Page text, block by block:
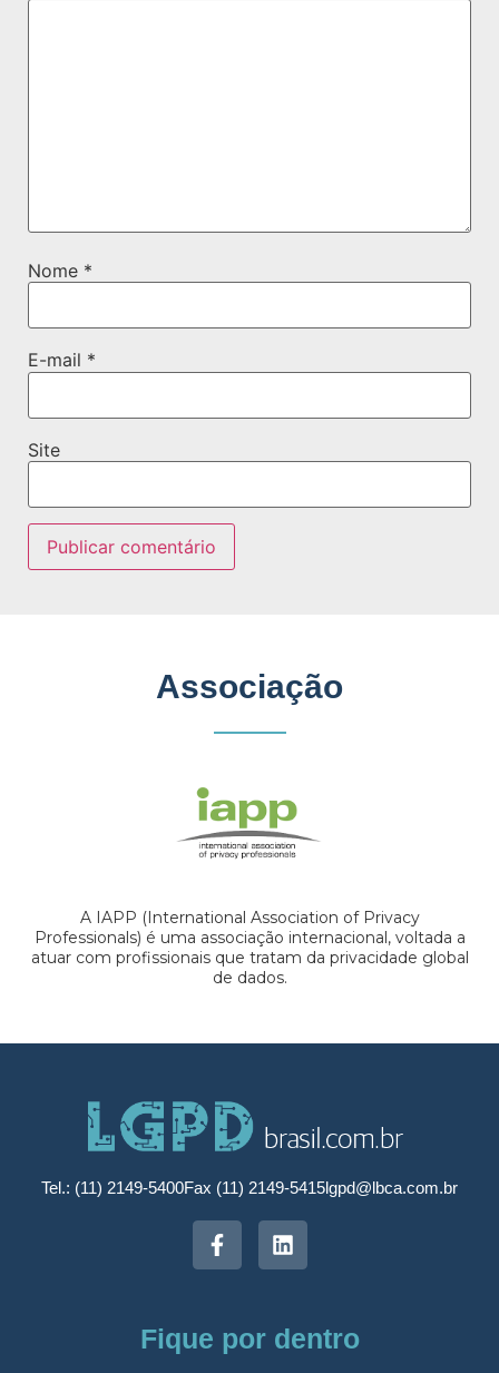
Nome *
E-mail *
Site
Associação
A IAPP (International Association of Privacy
Professionals) é uma associação internacional, voltada a
atuar com profissionais que tratam da privacidade global
de dados.
Tel.: (11) 2149-5400Fax (11) 2149-5415lgpd@lbca.com.br
Fique por dentro